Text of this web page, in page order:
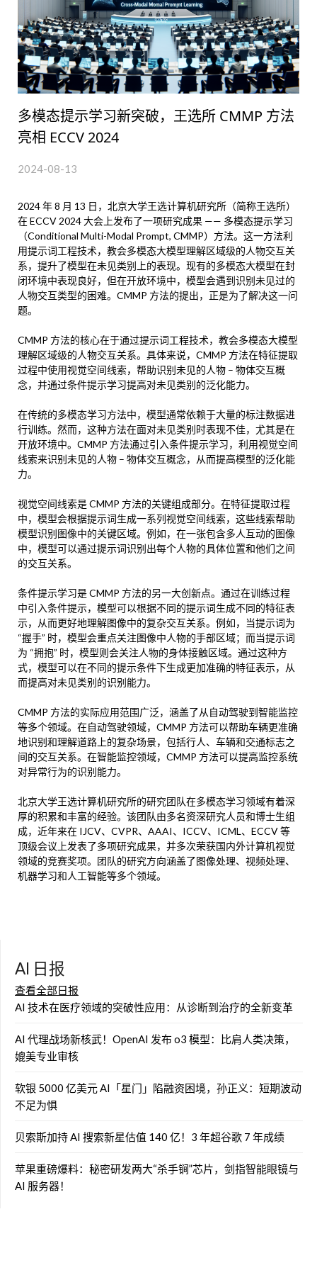
多模态提示学习新突破，王选所 CMMP 方法
亮相 ECCV 2024
2024-08-13
2024 年 8 月 13 日，北京大学王选计算机研究所（简称王选所）
在 ECCV 2024 大会上发布了一项研究成果 —— 多模态提示学习
（Conditional Multi-Modal Prompt, CMMP）方法。这一方法利
用提示词工程技术，教会多模态大模型理解区域级的人物交互关
系，提升了模型在未见类别上的表现。现有的多模态大模型在封
闭环境中表现良好，但在开放环境中，模型会遇到识别未见过的
人物交互类型的困难。CMMP 方法的提出，正是为了解决这一问
题。
CMMP 方法的核心在于通过提示词工程技术，教会多模态大模型
理解区域级的人物交互关系。具体来说，CMMP 方法在特征提取
过程中使用视觉空间线索，帮助识别未见的人物 – 物体交互概
念，并通过条件提示学习提高对未见类别的泛化能力。
在传统的多模态学习方法中，模型通常依赖于大量的标注数据进
行训练。然而，这种方法在面对未见类别时表现不佳，尤其是在
开放环境中。CMMP 方法通过引入条件提示学习，利用视觉空间
线索来识别未见的人物 – 物体交互概念，从而提高模型的泛化能
力。
视觉空间线索是 CMMP 方法的关键组成部分。在特征提取过程
中，模型会根据提示词生成一系列视觉空间线索，这些线索帮助
模型识别图像中的关键区域。例如，在一张包含多人互动的图像
中，模型可以通过提示词识别出每个人物的具体位置和他们之间
的交互关系。
条件提示学习是 CMMP 方法的另一大创新点。通过在训练过程
中引入条件提示，模型可以根据不同的提示词生成不同的特征表
示，从而更好地理解图像中的复杂交互关系。例如，当提示词为
“握手” 时，模型会重点关注图像中人物的手部区域；而当提示词
为 “拥抱” 时，模型则会关注人物的身体接触区域。通过这种方
式，模型可以在不同的提示条件下生成更加准确的特征表示，从
而提高对未见类别的识别能力。
CMMP 方法的实际应用范围广泛，涵盖了从自动驾驶到智能监控
等多个领域。在自动驾驶领域，CMMP 方法可以帮助车辆更准确
地识别和理解道路上的复杂场景，包括行人、车辆和交通标志之
间的交互关系。在智能监控领域，CMMP 方法可以提高监控系统
对异常行为的识别能力。
北京大学王选计算机研究所的研究团队在多模态学习领域有着深
厚的积累和丰富的经验。该团队由多名资深研究人员和博士生组
成，近年来在 IJCV、CVPR、AAAI、ICCV、ICML、ECCV 等
顶级会议上发表了多项研究成果，并多次荣获国内外计算机视觉
领域的竞赛奖项。团队的研究方向涵盖了图像处理、视频处理、
机器学习和人工智能等多个领域。
AI 日报
查看全部日报
AI 技术在医疗领域的突破性应用：从诊断到治疗的全新变革
AI 代理战场新核武！OpenAI 发布 o3 模型：比肩人类决策，
媲美专业审核
软银 5000 亿美元 AI「星门」陷融资困境，孙正义：短期波动
不足为惧
贝索斯加持 AI 搜索新星估值 140 亿！3 年超谷歌 7 年成绩
苹果重磅爆料：秘密研发两大“杀手锏”芯片，剑指智能眼镜与
AI 服务器！